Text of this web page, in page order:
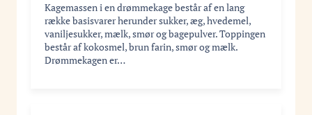
Kagemassen i en drømmekage består af en lang
række basisvarer herunder sukker, æg, hvedemel,
vaniljesukker, mælk, smør og bagepulver. Toppingen
består af kokosmel, brun farin, smør og mælk.
Drømmekagen er…